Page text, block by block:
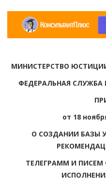
МИНИСТЕРСТВО
ФЕДЕРАЛЬНАЯ
от 18
О СОЗДАНИИ БАЗЫ
ТЕЛЕГРАММ И